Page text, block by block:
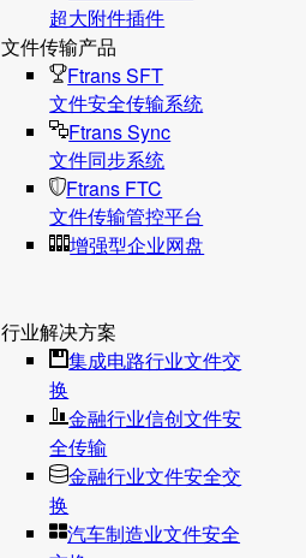
超大附件插件
文件传输产品
Ftrans SFT
文件安全传输系统
Ftrans Sync
文件同步系统
Ftrans FTC
文件传输管控平台
增强型企业网盘
行业解决方案
集成电路行业文件交
换
金融行业信创文件安
全传输
金融行业文件安全交
换
汽车制造业文件安全